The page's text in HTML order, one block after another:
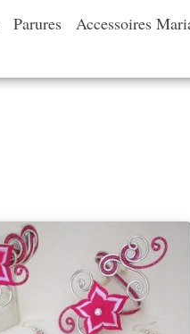
Parures
Accessoires